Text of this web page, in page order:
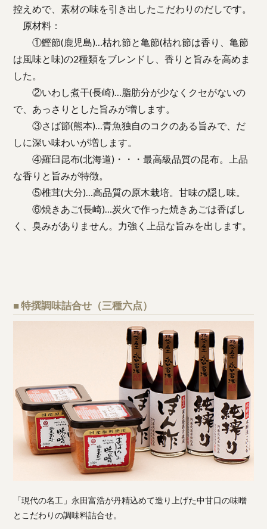
控えめで、素材の味を引き出したこだわりのだしです。
原材料：
①鰹節(鹿児島)…枯れ節と亀節(枯れ節は香り、亀節
は風味と味)の2種類をブレンドし、香りと旨みを高めま
した。
②いわし煮干(長崎)…脂肪分が少なくクセがないの
で、あっさりとした旨みが増します。
③さば節(熊本)…青魚独自のコクのある旨みで、だ
しに深い味わいが増します。
④羅臼昆布(北海道)・・・最高級品質の昆布。上品
な香りと旨みが特徴。
⑤椎茸(大分)…高品質の原木栽培。甘味の隠し味。
⑥焼きあご(長崎)…炭火で作った焼きあごは香ばし
く、臭みがありません。力強く上品な旨みを出します。
■ 特撰調味詰合せ（三種六点）
「現代の名工」永田富浩が丹精込めて造り上げた中甘口の味噌
とこだわりの調味料詰合せ。